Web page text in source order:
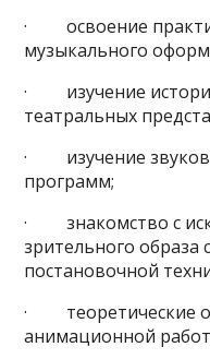
· освоение
музыкального
· изучение
театральных
· изучение
программ;
· знакомство с
зрительного образа
постановочной
· теоретические
анимационной